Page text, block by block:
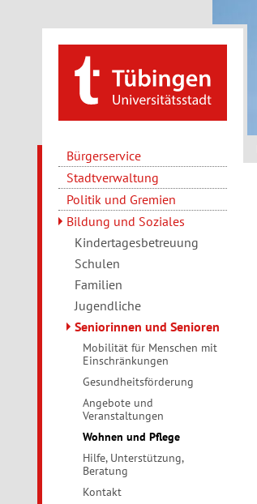
Bürgerservice
Stadtverwaltung
Politik und Gremien
Bildung und Soziales
Kindertagesbetreuung
Schulen
Familien
Jugendliche
Seniorinnen und Senioren
Mobilität für Menschen mit
Einschränkungen
Gesundheitsförderung
Angebote und
Veranstaltungen
Wohnen und Pflege
Hilfe, Unterstützung,
Beratung
Kontakt